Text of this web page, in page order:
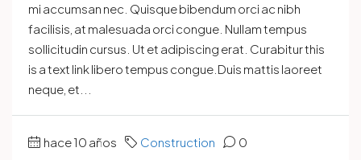
mi accumsan nec. Quisque bibendum orci ac nibh
facilisis, at malesuada orci congue. Nullam tempus
sollicitudin cursus. Ut et adipiscing erat. Curabitur this
is a text link libero tempus congue.Duis mattis laoreet
neque, et...
hace 10 años Construction 0